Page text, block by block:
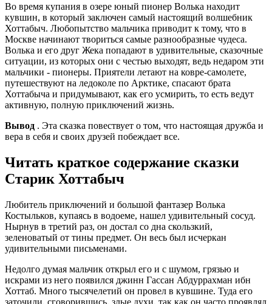
Во время купания в озере юный пионер Волька находит
кувшин, в который заключен самый настоящий волшебник
Хоттабыч. Любопытство мальчика приводит к тому, что в
Москве начинают твориться самые разнообразные чудеса.
Волька и его друг Жека попадают в удивительные, сказочные
ситуации, из которых они с честью выходят, ведь недаром эти
мальчики - пионеры. Приятели летают на ковре-самолете,
путешествуют на ледоколе по Арктике, спасают брата
Хоттабыча и придумывают, как его усмирить, то есть ведут
активную, полную приключений жизнь.
Вывод . Эта сказка повествует о том, что настоящая дружба и
вера в себя и своих друзей побеждает все.
Читать краткое содержание сказки
Старик Хоттабыч
Любитель приключений и большой фантазер Волька
Костыльков, купаясь в водоеме, нашел удивительный сосуд.
Нырнув в третий раз, он достал со дна скользкий,
зеленоватый от тины предмет. Он весь был исчеркан
удивительными письменами.
Недолго думая мальчик открыл его и с шумом, грязью и
искрами из него появился джинн Гассан Абдуррахман ибн
Хоттаб. Много тысячелетий он провел в кувшине. Туда его
заточили, сговорившись, злые духи, так как он часто проявлял